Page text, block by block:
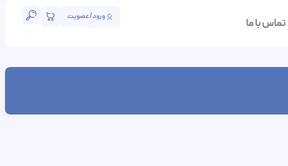
تماس با ما ورود/عضویت